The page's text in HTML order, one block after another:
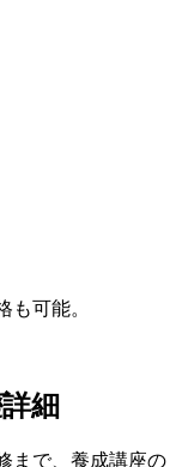
も可能。
詳細
まで、養成講座の